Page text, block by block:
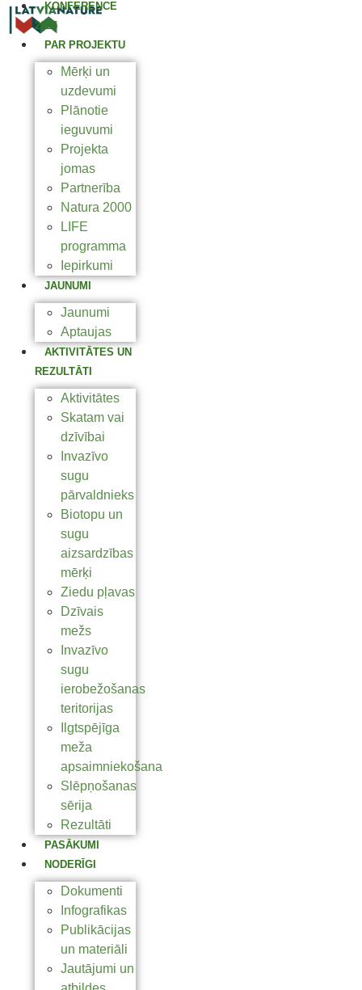
KONFERENCE
2025
PAR PROJEKTU
Mērķi un
uzdevumi
Plānotie
ieguvumi
Projekta
jomas
Partnerība
Natura 2000
LIFE
programma
Iepirkumi
JAUNUMI
Jaunumi
Aptaujas
AKTIVITĀTES UN
REZULTĀTI
Aktivitātes
Skatam vai
dzīvībai
Invazīvo
sugu
pārvaldnieks
Biotopu un
sugu
aizsardzības
mērķi
Ziedu pļavas
Dzīvais
mežs
Invazīvo
sugu
ierobežošanas
teritorijas
Ilgtspējīga
meža
apsaimniekošana
Slēpņošanas
sērija
Rezultāti
PASĀKUMI
NODERĪGI
Dokumenti
Infografikas
Publikācijas
un materiāli
Jautājumi un